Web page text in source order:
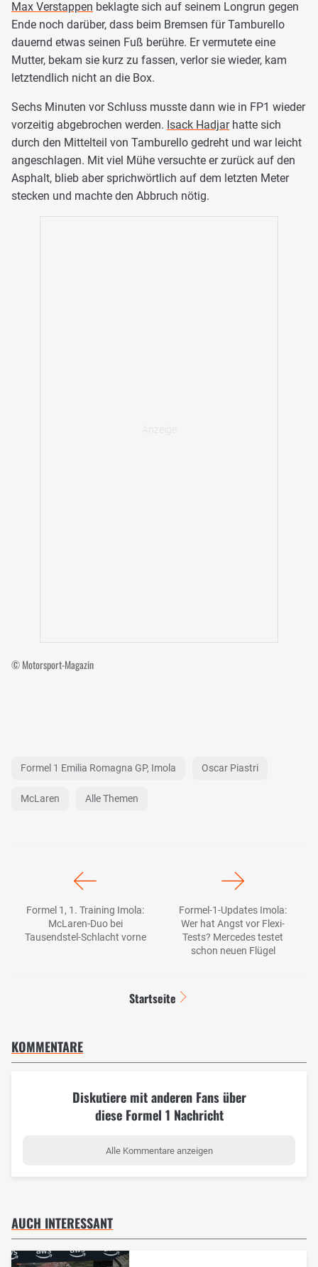
Max Verstappen beklagte sich auf seinem Longrun gegen
Ende noch darüber, dass beim Bremsen für Tamburello
dauernd etwas seinen Fuß berühre. Er vermutete eine
Mutter, bekam sie kurz zu fassen, verlor sie wieder, kam
letztendlich nicht an die Box.
Sechs Minuten vor Schluss musste dann wie in FP1 wieder
vorzeitig abgebrochen werden. Isack Hadjarhatte sich
durch den Mittelteil von Tamburello gedreht und war leicht
angeschlagen. Mit viel Mühe versuchte er zurück auf den
Asphalt, blieb aber sprichwörtlich auf dem letzten Meter
stecken und machte den Abbruch nötig.
© Motorsport-Magazin
Formel 1 Emilia Romagna GP, Imola Oscar Piastri
McLaren Alle Themen
Formel 1, 1. Training Imola:
McLaren-Duo bei
Tausendstel-Schlacht vorne
Formel-1-Updates Imola:
Wer hat Angst vor Flexi-
Tests? Mercedes testet
schon neuen Flügel
Startseite
KOMMENTARE
Diskutiere mit anderen Fans über
diese Formel 1 Nachricht
Alle Kommentare anzeigen
AUCH INTERESSANT